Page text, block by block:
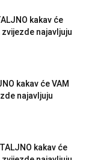
kakav će
zvijezde najavljuju
kakav će VAM
najavljuju
kakav će